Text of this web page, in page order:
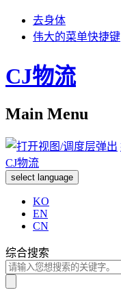
去身体
伟大的菜单快捷键
CJ物流
Main Menu
CJ物流
select language
KO
EN
CN
综合搜索